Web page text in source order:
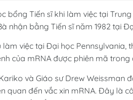
bổng Tiến sĩ khi làm việc tại
nhận bằng Tiến sĩ năm 1982 tại
việc tại Đại học Pennsylvania,
của mRNA được phiên mã trong
và Giáo sư Drew Weissman
quan đến vắc xin mRNA. Đây là